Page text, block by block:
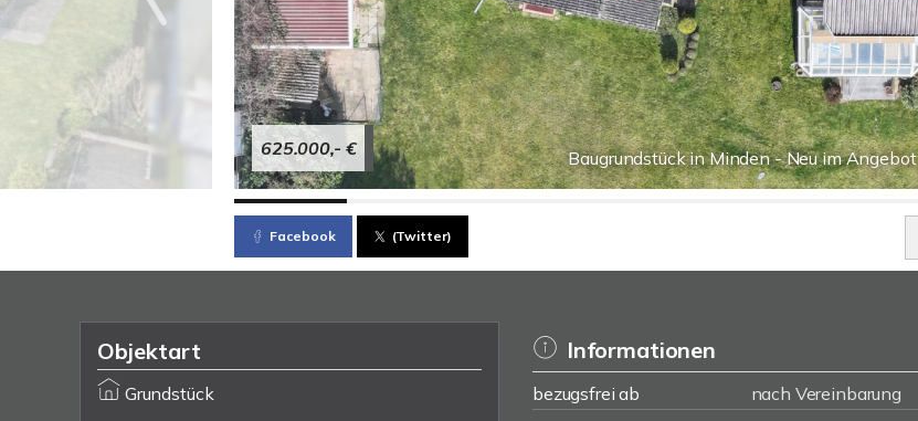
Baugrundstück in Minden - Neu im Angebot
625.000,- €
Facebook (Twitter)
Objektart
Grundstück
Informationen
bezugsfrei ab nach Vereinbarung